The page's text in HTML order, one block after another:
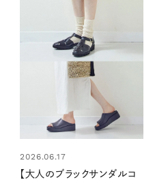
2026.06.17
【大人のブラックサンダルコ